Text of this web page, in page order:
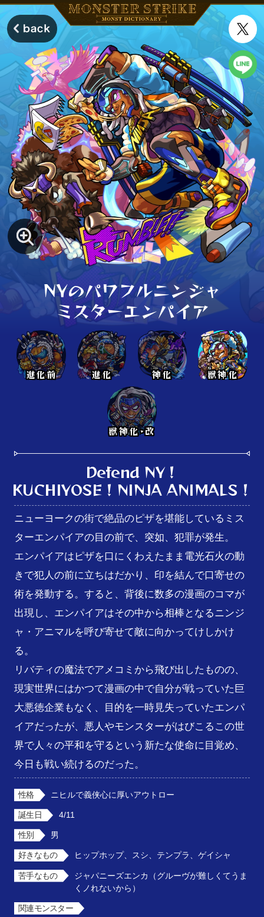
NYのパワフルニンジャ
ミスターエンパイア
進化前 進化 神化 獣神化
獣神化･改
Defend NY！
KUCHIYOSE！NINJA ANIMALS！
ニューヨークの街で絶品のピザを堪能しているミス
ターエンパイアの目の前で、突如、犯罪が発生。
エンパイアはピザを口にくわえたまま電光石火の動
きで犯人の前に立ちはだかり、印を結んで口寄せの
術を発動する。すると、背後に数多の漫画のコマが
出現し、エンパイアはその中から相棒となるニンジ
ャ・アニマルを呼び寄せて敵に向かってけしかけ
る。
リバティの魔法でアメコミから飛び出したものの、
現実世界にはかつて漫画の中で自分が戦っていた巨
大悪徳企業もなく、目的を一時見失っていたエンパ
イアだったが、悪人やモンスターがはびこるこの世
界で人々の平和を守るという新たな使命に目覚め、
今日も戦い続けるのだった。
性格 ニヒルで義侠心に厚いアウトロー
誕生日 4/11
性別 男
好きなもの ヒップホップ、スシ、テンプラ、ゲイシャ
苦手なもの
ジャパニーズエンカ（グルーヴが難しくてうま
くノれないから）
関連モンスター